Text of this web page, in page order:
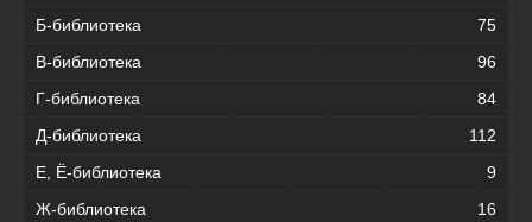
Б-библиотека
75
В-библиотека
96
Г-библиотека
84
Д-библиотека
112
Е, Ё-библиотека
9
Ж-библиотека
16